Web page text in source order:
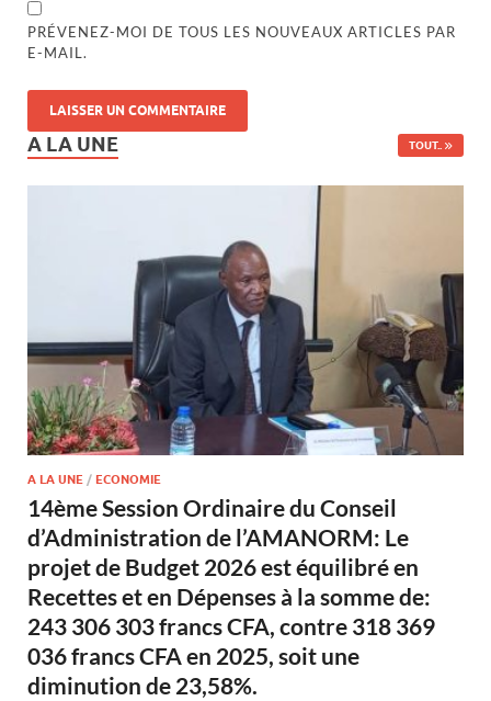
PRÉVENEZ-MOI DE TOUS LES NOUVEAUX ARTICLES PAR
E-MAIL.
A LA UNE TOUT..
A LA UNE / ECONOMIE
14ème Session Ordinaire du Conseil
d’Administration de l’AMANORM: Le
projet de Budget 2026 est équilibré en
Recettes et en Dépenses à la somme de:
243 306 303 francs CFA, contre 318 369
036 francs CFA en 2025, soit une
diminution de 23,58%.